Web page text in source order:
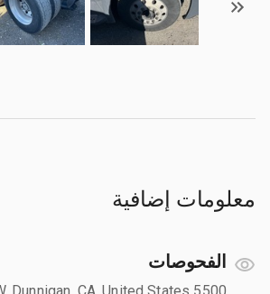
معلومات إضافية
الفحوصات